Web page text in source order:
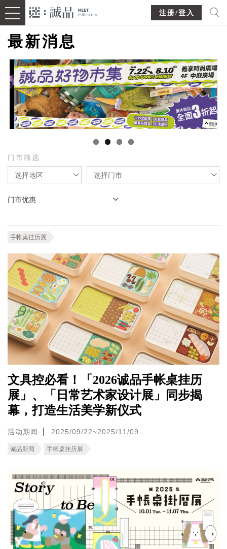
注册/登入
最新消息
门市筛选
选择地区 选择门市
门市优惠
手帐桌挂历展
文具控必看！「2026诚品手帐桌挂历
展」、「日常艺术家设计展」同步揭
幕，打造生活美学新仪式
活动期间 2025/09/22~2025/11/09
诚品新闻 手帐桌挂历展